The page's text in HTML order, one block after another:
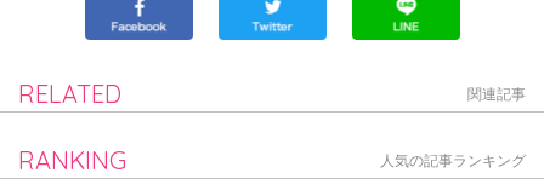
RELATED 関連記事
RANKING 人気の記事ランキング